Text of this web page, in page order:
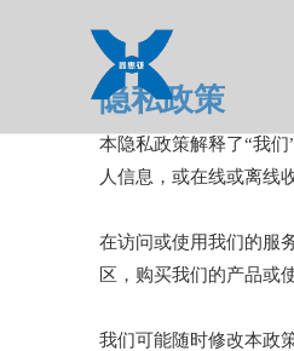
隐私政策
本隐私政策解释了“我
人信息，或在线或离线
在访问或使用我们的服
区，购买我们的产品或
我们可能随时修改本政